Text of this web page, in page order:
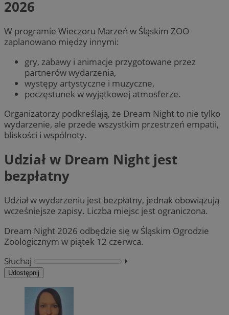
2026
W programie Wieczoru Marzeń w Śląskim ZOO
zaplanowano między innymi:
gry, zabawy i animacje przygotowane przez
partnerów wydarzenia,
występy artystyczne i muzyczne,
poczęstunek w wyjątkowej atmosferze.
Organizatorzy podkreślają, że Dream Night to nie tylko
wydarzenie, ale przede wszystkim przestrzeń empatii,
bliskości i wspólnoty.
Udział w Dream Night jest
bezpłatny
Udział w wydarzeniu jest bezpłatny, jednak obowiązują
wcześniejsze zapisy. Liczba miejsc jest ograniczona.
Dream Night 2026 odbędzie się w Śląskim Ogrodzie
Zoologicznym w piątek 12 czerwca.
Słuchaj
⏵︎
Udostępnij